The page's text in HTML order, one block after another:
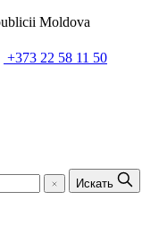
Moldova
+373 22 58 11 50
Искать